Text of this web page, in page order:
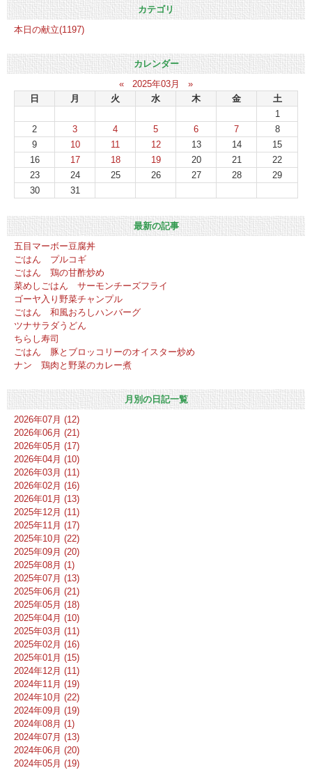
カテゴリ
本日の献立(1197)
カレンダー
«
2025年03月
»
日
月 火 水 木 金
土
1
2
3 4 5 6 7
8
9
10 11 12 13 14
15
16
17 18 19 20 21
22
23
24 25 26 27 28
29
30
31
最新の記事
五目マーボー豆腐丼
ごはん プルコギ
ごはん 鶏の甘酢炒め
菜めしごはん サーモンチーズフライ
ゴーヤ入り野菜チャンプル
ごはん 和風おろしハンバーグ
ツナサラダうどん
ちらし寿司
ごはん 豚とブロッコリーのオイスター炒め
ナン 鶏肉と野菜のカレー煮
月別の日記一覧
2026年07月 (12)
2026年06月 (21)
2026年05月 (17)
2026年04月 (10)
2026年03月 (11)
2026年02月 (16)
2026年01月 (13)
2025年12月 (11)
2025年11月 (17)
2025年10月 (22)
2025年09月 (20)
2025年08月 (1)
2025年07月 (13)
2025年06月 (21)
2025年05月 (18)
2025年04月 (10)
2025年03月 (11)
2025年02月 (16)
2025年01月 (15)
2024年12月 (11)
2024年11月 (19)
2024年10月 (22)
2024年09月 (19)
2024年08月 (1)
2024年07月 (13)
2024年06月 (20)
2024年05月 (19)